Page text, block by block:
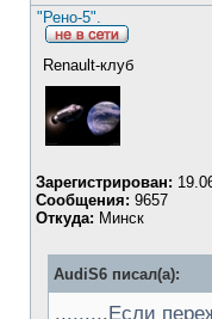
"Рено-5".
Renault-клуб
Зарегистрирован:
Сообщения: 9657
Откуда: Минск
AudiS6 писал(а):
.........Если